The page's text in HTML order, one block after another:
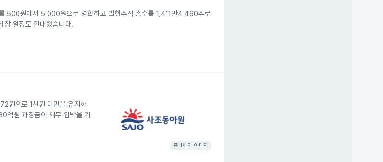
500원에서 5,000원으로 병합하고 발행주식 총수를 1,411만4,460주로
장 일정도 안내했습니다.
원으로 1천원 미만을 유지하
억원 과징금이 재무 압박을 키
총 1개의 이미지